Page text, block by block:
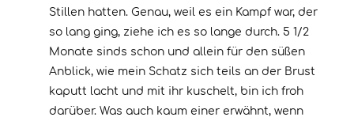
Stillen hatten. Genau, weil es ein Kampf war, der
so lang ging, ziehe ich es so lange durch. 5 1/2
Monate sinds schon und allein für den süßen
Anblick, wie mein Schatz sich teils an der Brust
kaputt lacht und mit ihr kuschelt, bin ich froh
darüber. Was auch kaum einer erwähnt, wenn